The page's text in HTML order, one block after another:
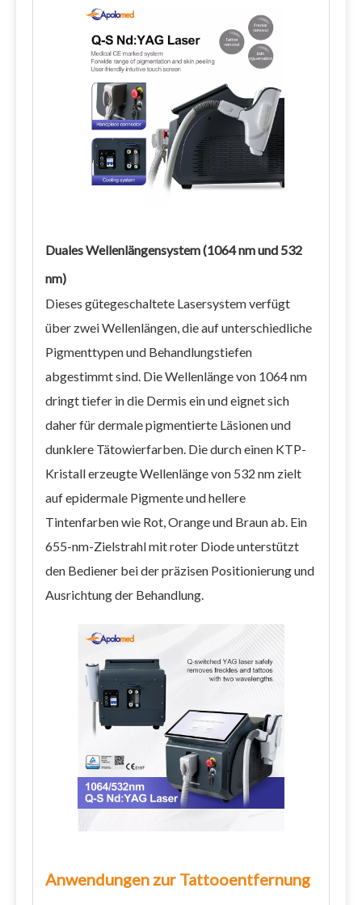
Duales Wellenlängensystem (1064 nm und 532
nm)
Dieses gütegeschaltete Lasersystem verfügt
über zwei Wellenlängen, die auf unterschiedliche
Pigmenttypen und Behandlungstiefen
abgestimmt sind. Die Wellenlänge von 1064 nm
dringt tiefer in die Dermis ein und eignet sich
daher für dermale pigmentierte Läsionen und
dunklere Tätowierfarben. Die durch einen KTP-
Kristall erzeugte Wellenlänge von 532 nm zielt
auf epidermale Pigmente und hellere
Tintenfarben wie Rot, Orange und Braun ab. Ein
655-nm-Zielstrahl mit roter Diode unterstützt
den Bediener bei der präzisen Positionierung und
Ausrichtung der Behandlung.
Anwendungen zur Tattooentfernung